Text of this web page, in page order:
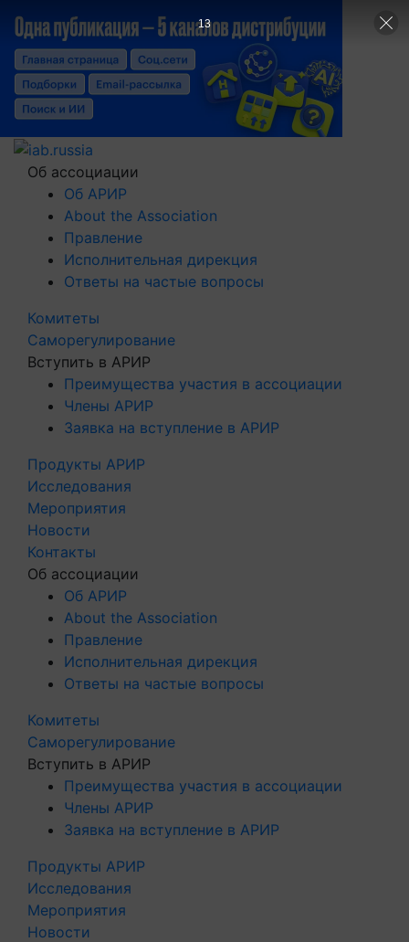
Об ассоциации
Об АРИР
About the Association
Правление
Исполнительная дирекция
Ответы на частые вопросы
Комитеты
Саморегулирование
Вступить в АРИР
Преимущества участия в ассоциации
Члены АРИР
Заявка на вступление в АРИР
Продукты АРИР
Исследования
Мероприятия
Новости
Контакты
Об ассоциации
Об АРИР
About the Association
Правление
Исполнительная дирекция
Ответы на частые вопросы
Комитеты
Саморегулирование
Вступить в АРИР
Преимущества участия в ассоциации
Члены АРИР
Заявка на вступление в АРИР
Продукты АРИР
Исследования
Мероприятия
Новости
12